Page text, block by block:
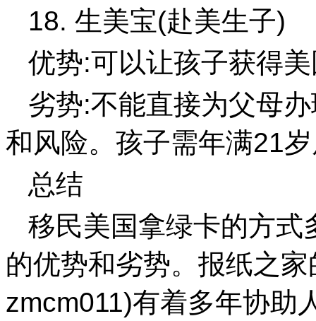
18. 生美宝(赴美生子)
优势:可以让孩子获得
劣势:不能直接为父母
和风险。孩子需年满21
总结
移民美国拿绿卡的方式
的优势和劣势。报纸之
zmcm011)有着多年协助